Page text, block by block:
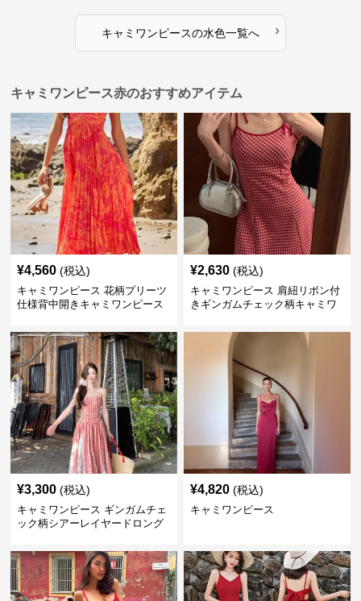
キャミワンピースの水色一覧へ ›
キャミワンピース赤のおすすめアイテム
¥4,560 (税込)
キャミワンピース 花柄プリーツ
仕様背中開きキャミワンピース
¥2,630 (税込)
キャミワンピース 肩紐リボン付
きギンガムチェック柄キャミワ
¥3,300 (税込)
キャミワンピース ギンガムチェ
ック柄シアーレイヤードロング
¥4,820 (税込)
キャミワンピース